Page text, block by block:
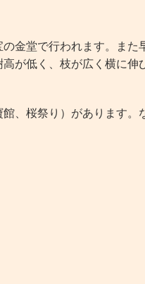
金堂で行われます。また
が低く、枝が広く横に伸
、桜祭り）があります。